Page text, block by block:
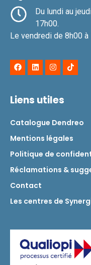
Du lundi au
17h00.
Le vendredi de 8h00
Liens utiles
Catalogue Dendreo
Mentions légales
Politique de
Réclamations &
Contact
Les centres de